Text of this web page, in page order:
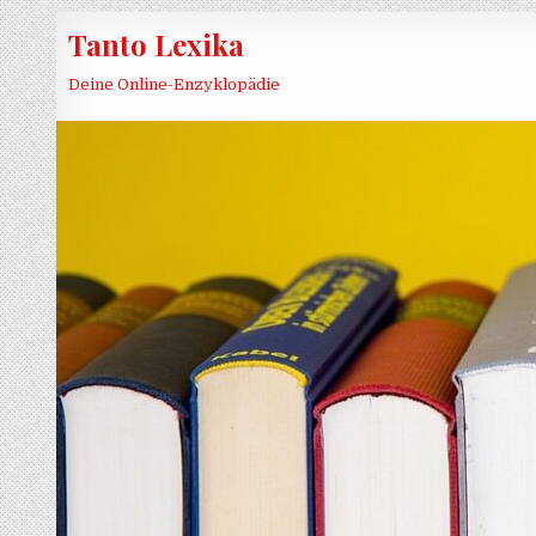
Skip to content
Tanto Lexika
Deine Online-Enzyklopädie